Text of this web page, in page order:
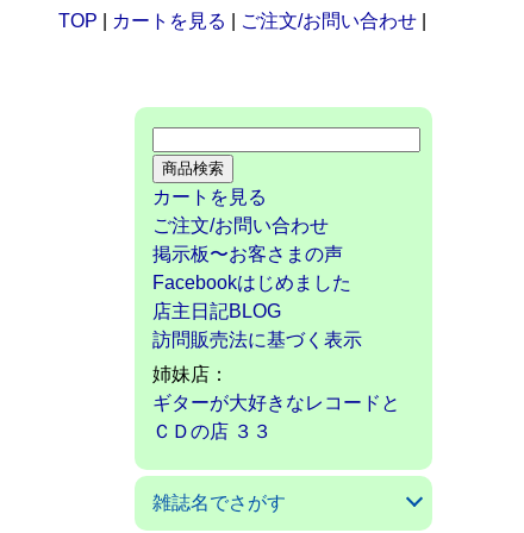
TOP カートを見る ご注文/お問い合わせ
カートを見る
ご注文/お問い合わせ
掲示板〜お客さまの声
Facebookはじめました
店主日記BLOG
訪問販売法に基づく表示
姉妹店：
ギターが大好きなレコードと
ＣＤの店 ３３
雑誌名でさがす